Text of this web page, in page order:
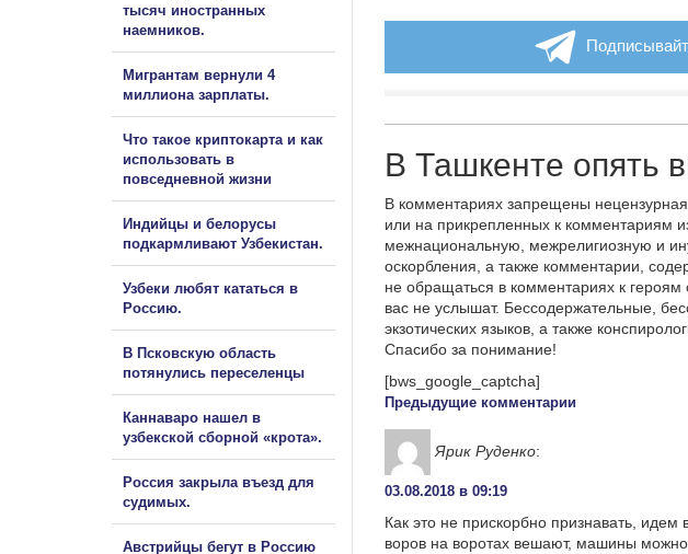
В Ташкенте опять
В комментариях запрещены
или на прикрепленных к комментариям
межнациональную, межрелигиозную и
оскорбления, а также комментарии,
не обращаться в комментариях к
вас не услышат. Бессодержательные,
экзотических языков, а также
Спасибо за понимание!
[bws_google_captcha]
Предыдущие комментарии
Ярик Руденко:
03.08.2018 в 09:19
Как это не прискорбно признавать,
воров на воротах вешают, машины можно
тысяч иностранных
наемников.
Мигрантам вернули 4
миллиона зарплаты.
Что такое криптокарта и как
использовать в
повседневной жизни
Индийцы и белорусы
подкармливают Узбекистан.
Узбеки любят кататься в
Россию.
В Псковскую область
потянулись переселенцы
Каннаваро нашел в
узбекской сборной «крота».
Россия закрыла въезд для
судимых.
Австрийцы бегут в Россию